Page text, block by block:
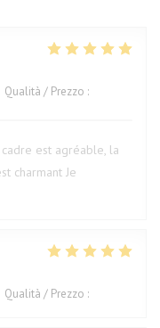
Qualità / Prezzo :
est agréable, la
charmant Je
Qualità / Prezzo :